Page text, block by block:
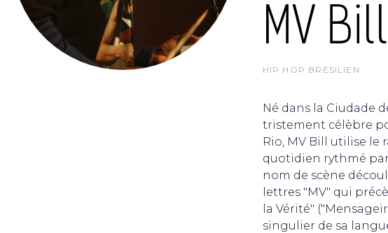
MV Bill
HIP HOP BRÉSILIEN
Né dans la Ciudade
tristement célèbre
Rio, MV Bill utilise le
quotidien rythmé par
nom de scène
lettres "MV" qui
la Vérité"
singulier de sa